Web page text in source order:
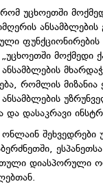
რომ უცხოეთში
ფუნქციონირების
მოქმედი
რომლის მიზანია
და დასაკრავი
შეხვედრები
დიასპორული